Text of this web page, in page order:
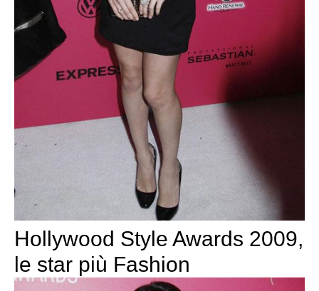
Hollywood Style Awards 2009,
le star più Fashion